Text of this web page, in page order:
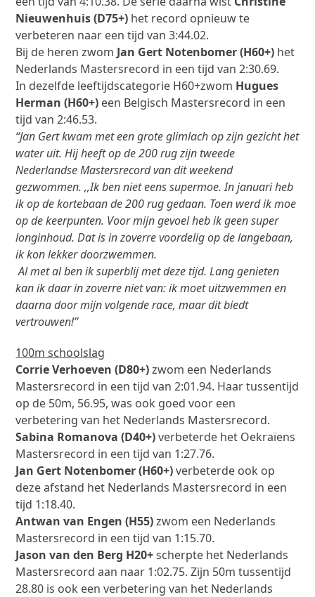
Nieuwenhuis (D75+) het record opnieuw te
verbeteren naar een tijd van 3:44.02.
Bij de heren zwom Jan Gert Notenbomer (H60+) het
Nederlands Mastersrecord in een tijd van 2:30.69.
In dezelfde leeftijdscategorie H60+zwom Hugues
Herman (H60+) een Belgisch Mastersrecord in een
tijd van 2:46.53.
“Jan Gert kwam met een grote glimlach op zijn gezicht het
water uit. Hij heeft op de 200 rug zijn tweede
Nederlandse Mastersrecord van dit weekend
gezwommen. ,,Ik ben niet eens supermoe. In januari heb
ik op de kortebaan de 200 rug gedaan. Toen werd ik moe
op de keerpunten. Voor mijn gevoel heb ik geen super
longinhoud. Dat is in zoverre voordelig op de langebaan,
ik kon lekker doorzwemmen.
Al met al ben ik superblij met deze tijd. Lang genieten
kan ik daar in zoverre niet van: ik moet uitzwemmen en
daarna door mijn volgende race, maar dit biedt
vertrouwen!”
100m schoolslag
Corrie Verhoeven (D80+)zwom een Nederlands
Mastersrecord in een tijd van 2:01.94. Haar tussentijd
op de 50m, 56.95, was ook goed voor een
verbetering van het Nederlands Mastersrecord.
Sabina Romanova (D40+)verbeterde het Oekraïens
Mastersrecord in een tijd van 1:27.76.
Jan Gert Notenbomer (H60+)verbeterde ook op
deze afstand het Nederlands Mastersrecord in een
tijd 1:18.40.
Antwan van Engen (H55)zwom een Nederlands
Mastersrecord in een tijd van 1:15.70.
Jason van den Berg H20+scherpte het Nederlands
Mastersrecord aan naar 1:02.75. Zijn 50m tussentijd
28.80 is ook een verbetering van het Nederlands